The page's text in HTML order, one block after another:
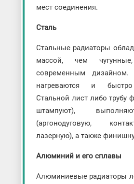
мест соединения.
Сталь
Стальные радиаторы
массой, чем
современным
нагреваются и
Стальной лист либо трубу
штампуют),
(аргонодуговую,
лазерную), а также
Алюминий и его сплавы
Алюминиевые радиаторы